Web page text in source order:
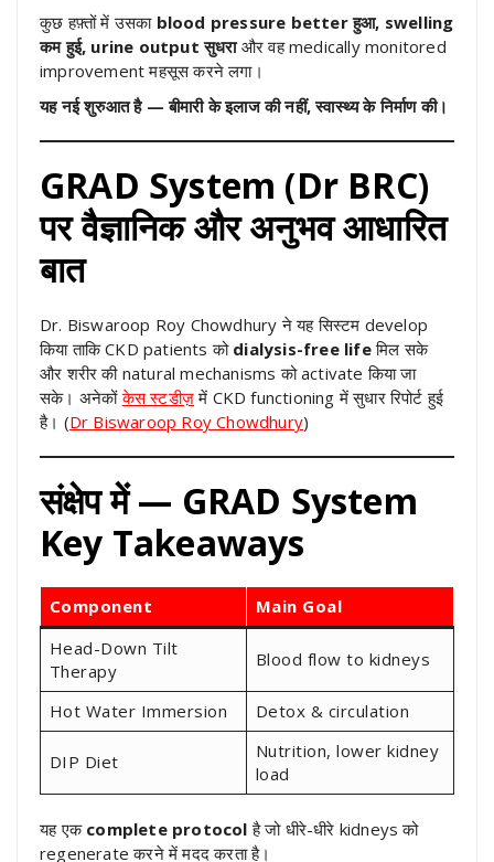
कुछ हफ़्तों में उसका blood pressure better हुआ, swelling
कम हुई, urine output सुधराऔर वह medically monitored
improvement महसूस करने लगा।
यह नई शुरुआत है — बीमारी के इलाज की नहीं, स्वास्थ्य के निर्माण की।
GRAD System (Dr BRC)
पर वैज्ञानिक और अनुभव आधारित
बात
Dr. Biswaroop Roy Chowdhury ने यह सिस्टम develop
किया ताकि CKD patients को dialysis-free lifeमिल सके
और शरीर की natural mechanisms को activate किया जा
सके। अनेकोंकेस स्टडीज़में CKD functioning में सुधार रिपोर्ट हुई
है। (Dr Biswaroop Roy Chowdhury)
संक्षेप में — GRAD System
Key Takeaways
Component
Main Goal
Head-Down Tilt
Therapy
Blood flow to kidneys
Hot Water Immersion Detox & circulation
DIP Diet
Nutrition, lower kidney
load
यह एक complete protocol है जो धीरे-धीरे kidneys को
regenerate करने में मदद करता है।